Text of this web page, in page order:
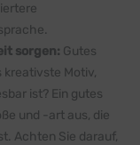
sorgen: Gutes
kreativste Motiv,
ist? Ein gutes
und -art aus, die
Achten Sie darauf,